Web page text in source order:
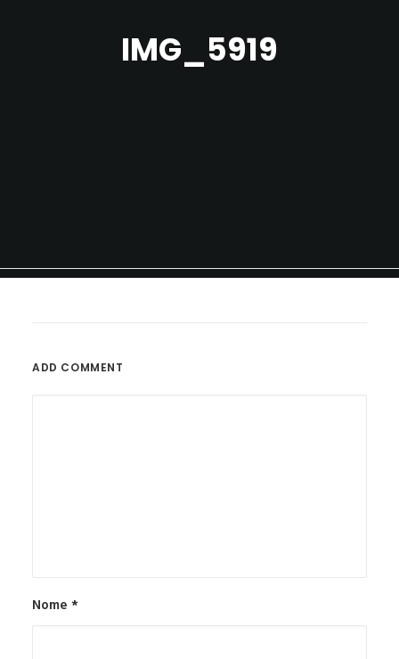
IMG_5919
ADD COMMENT
Nome *